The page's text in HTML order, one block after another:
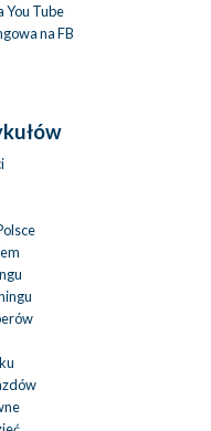
You Tube
na FB